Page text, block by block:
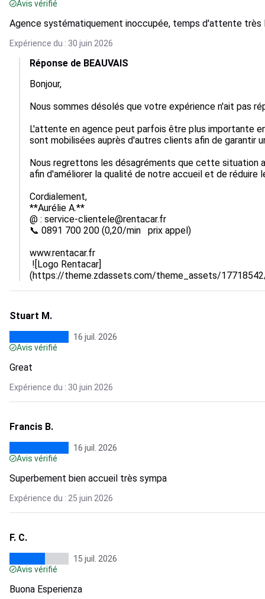
Avis vérifié
Agence systématiquement inoccupée, temps d'attente très
Expérience du : 30 juin 2026
Réponse de BEAUVAIS
Bonjour,
Nous sommes désolés que votre expérience n'ait pas
L'attente en agence peut parfois être plus importante
sont mobilisées auprès d'autres clients afin de garantir
Nous regrettons les désagréments que cette situation
afin d'améliorer la qualité de notre accueil et de réduire
Cordialement,
**Aurélie A.**
@ : service-clientele@rentacar.fr
📞 0891 700 200 (0,20/min   prix appel)
www.rentacar.fr
(https://theme.zdassets.com/theme_assets/
Stuart M.
16 juil. 2026
Avis vérifié
Great
Expérience du : 30 juin 2026
Francis B.
16 juil. 2026
Avis vérifié
Superbement bien accueil très sympa
Expérience du : 25 juin 2026
F. C.
15 juil. 2026
Avis vérifié
Buona Esperienza